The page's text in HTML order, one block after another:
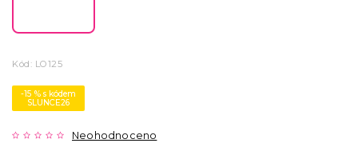
Kód: LO125
-15 % s kódem
SLUNCE26
Neohodnoceno